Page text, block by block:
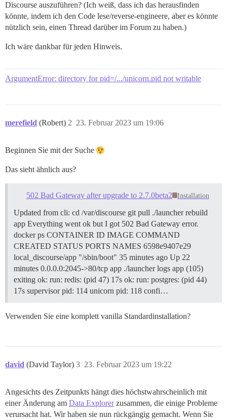
Discourse auszuführen? (Ich weiß, dass ich das herausfinden
könnte, indem ich den Code lese/reverse-engineere, aber es könnte
nützlich sein, einen Thread darüber im Forum zu haben.)
Ich wäre dankbar für jeden Hinweis.
ArgumentError: directory for pid=/.../unicorn.pid not writable
merefield (Robert) 23. Februar 2023 um 19:06
2
Beginnen Sie mit der Suche
Das sieht ähnlich aus?
502 Bad Gateway after upgrade to 2.7.0beta2 Installation
Updated from cli: cd /var/discourse git pull ./launcher rebuild
app Everything went ok but I got 502 Bad Gateway error.
docker ps CONTAINER ID IMAGE COMMAND
CREATED STATUS PORTS NAMES 6598e9407e29
local_discourse/app "/sbin/boot" 35 minutes ago Up 22
minutes 0.0.0.0:2045->80/tcp app ./launcher logs app (105)
exiting ok: run: redis: (pid 47) 17s ok: run: postgres: (pid 44)
17s supervisor pid: 114 unicorn pid: 118 confi…
Verwenden Sie eine komplett vanilla Standardinstallation?
david (David Taylor) 23. Februar 2023 um 19:22
3
Angesichts des Zeitpunkts hängt dies höchstwahrscheinlich mit
einer Änderung am Data Explorerzusammen, die einige Probleme
verursacht hat. Wir haben sie nun rückgängig gemacht. Wenn Sie